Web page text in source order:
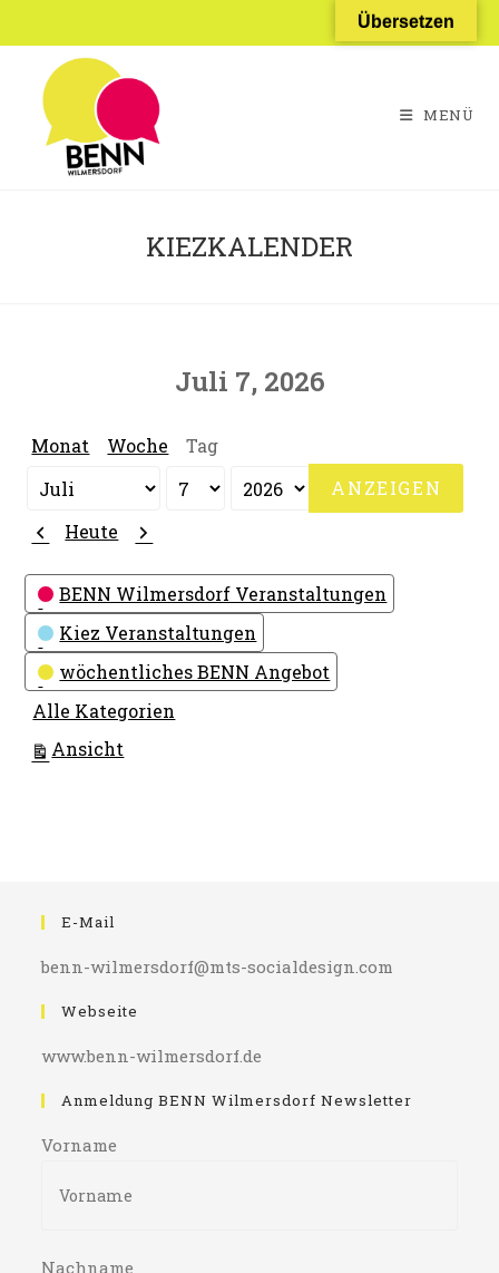
Inhalt
springen
MENÜ
KIEZKALENDER
Juli 7, 2026
Monat Woche Tag
Monat
Tag
Jahr
Zurück
Heute Weiter
Kategorien
BENN Wilmersdorf Veranstaltungen
Kiez Veranstaltungen
wöchentliches BENN Angebot
Alle Kategorien
Ansicht
E-Mail
benn-wilmersdorf@mts-socialdesign.com
Webseite
www.benn-wilmersdorf.de
Anmeldung BENN Wilmersdorf Newsletter
Vorname
Nachname
Übersetzen